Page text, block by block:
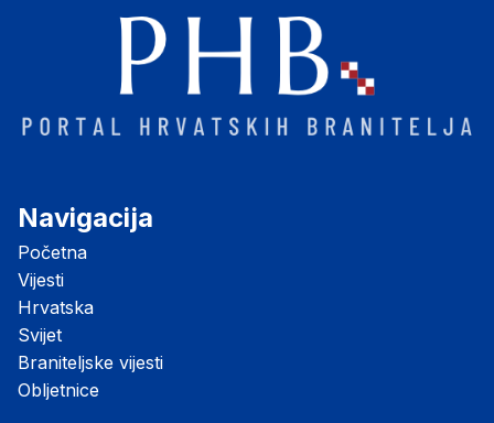
Navigacija
Početna
Vijesti
Hrvatska
Svijet
Braniteljske vijesti
Obljetnice